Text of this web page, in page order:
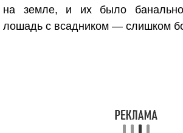
на земле, и их было
лошадь с всадником — слишком